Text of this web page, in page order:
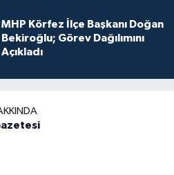
MHP Körfez İlçe Başkanı Doğan
Bekiroğlu; Görev Dağılımını
Açıkladı